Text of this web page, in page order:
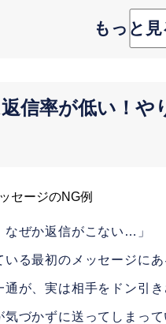
を送っても返信が来な
返信率が低い！
なぜか返信がこない…」
る最初のメッセージにあ
が、実は相手をドン引き
気づかずに送ってしまっ